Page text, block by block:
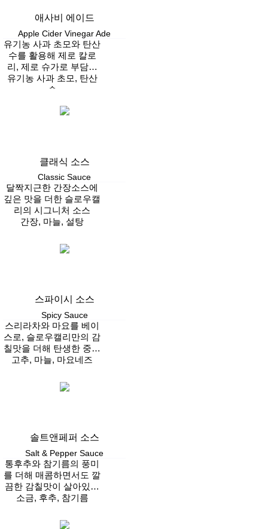
애사비 에이드
Apple Cider Vinegar Ade
유기농 사과 초모와 탄산
수를 활용해 제로 칼로
리, 제로 슈가로 부담없
이 시원하게 즐길 수 있
는 에이드
유기농 사과 초모, 탄산
수
클래식 소스
Classic Sauce
달짝지근한 간장소스에
깊은 맛을 더한 슬로우캘
리의 시그니처 소스
간장, 마늘, 설탕
스파이시 소스
Spicy Sauce
스리라차와 마요를 베이
스로, 슬로우캘리만의 감
칠맛을 더해 탄생한 중독
성 있는 매콤한 시그니처
고추, 마늘, 마요네즈
솔트앤페퍼 소스
Salt & Pepper Sauce
통후추와 참기름의 풍미
를 더해 매콤하면서도 깔
끔한 감칠맛이 살아있는
시그니처 소스
소금, 후추, 참기름